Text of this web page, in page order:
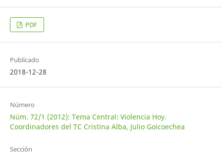
PDF
Publicado
2018-12-28
Número
Núm. 72/1 (2012): Tema Central: Violencia Hoy.
Coordinadores del TC Cristina Alba, Julio Goicoechea
Sección